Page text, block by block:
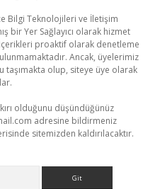
Bilgi Teknolojileri ve İletişim
bir Yer Sağlayıcı olarak hizmet
proaktif olarak denetleme
Ancak, üyelerimiz
taşımakta olup, siteye üye olarak
olduğunu düşündüğünüz
adresine bildirmeniz
sitemizden kaldırılacaktır.